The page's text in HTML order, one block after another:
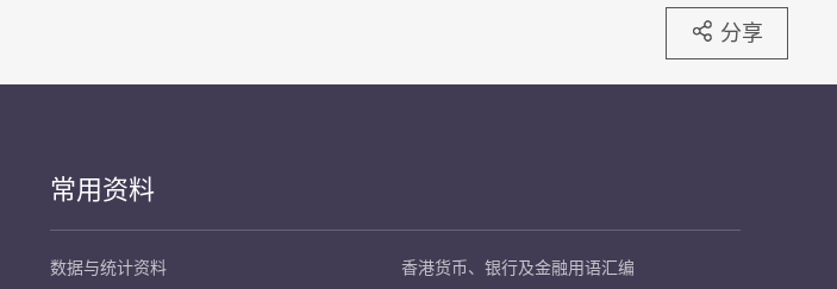
分享
常用资料
数据与统计资料
香港货币、银行及金融用语汇编